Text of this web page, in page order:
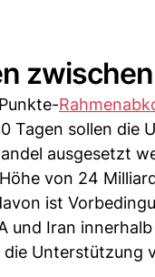
Tagen sollen die
ausgesetzt
von 24
ist
und Iran
Unterstützung